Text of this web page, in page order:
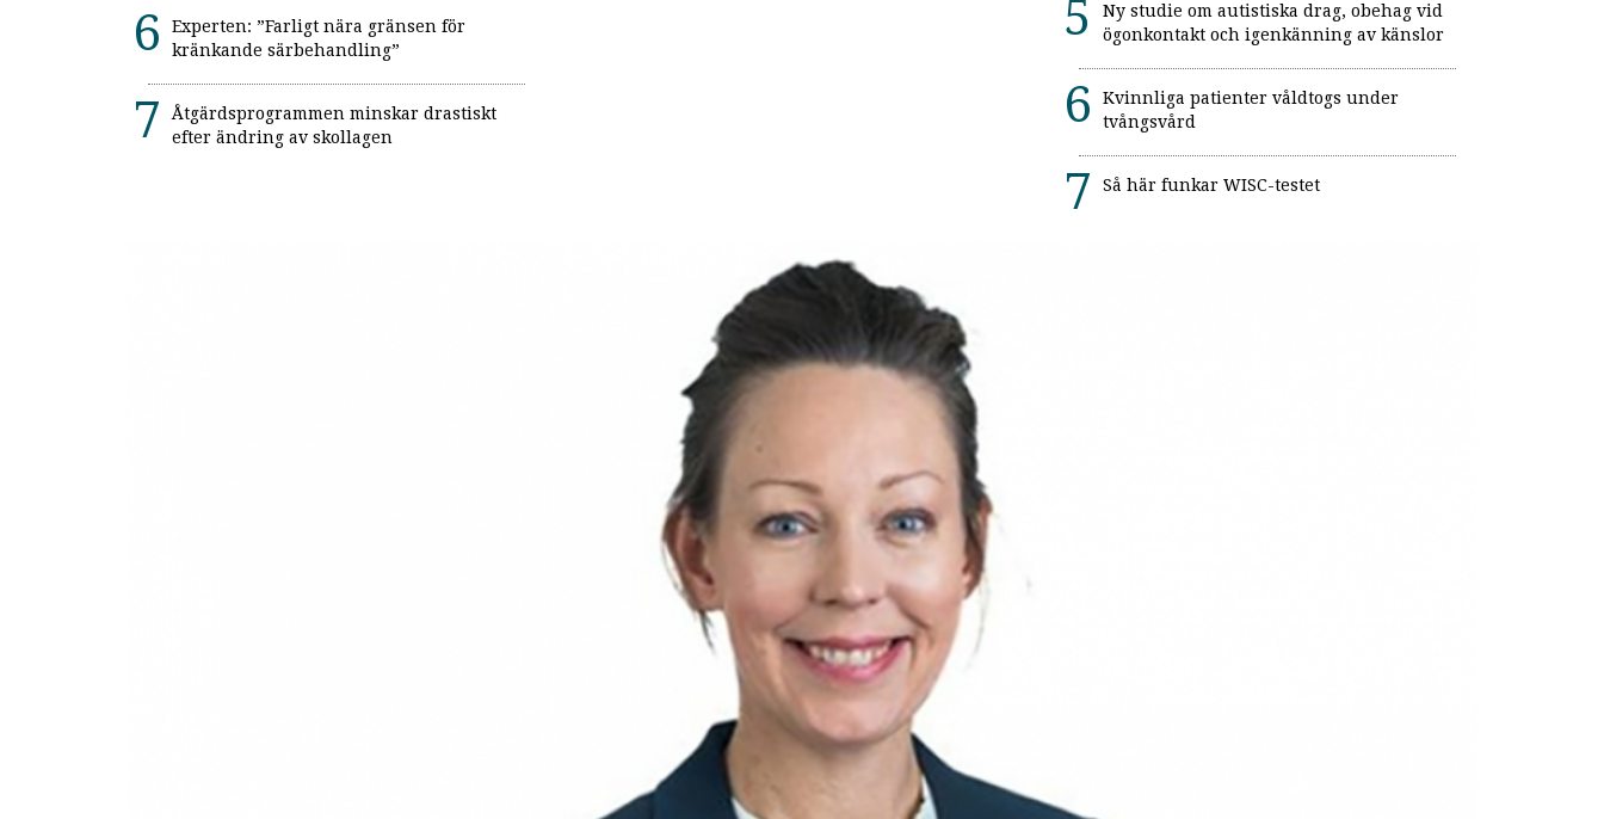
Experten: ”Farligt nära gränsen för
kränkande särbehandling”
Åtgärdsprogrammen minskar drastiskt
efter ändring av skollagen
Ny studie om autistiska drag, obehag vid
ögonkontakt och igenkänning av känslor
Kvinnliga patienter våldtogs under
tvångsvård
Så här funkar WISC-testet